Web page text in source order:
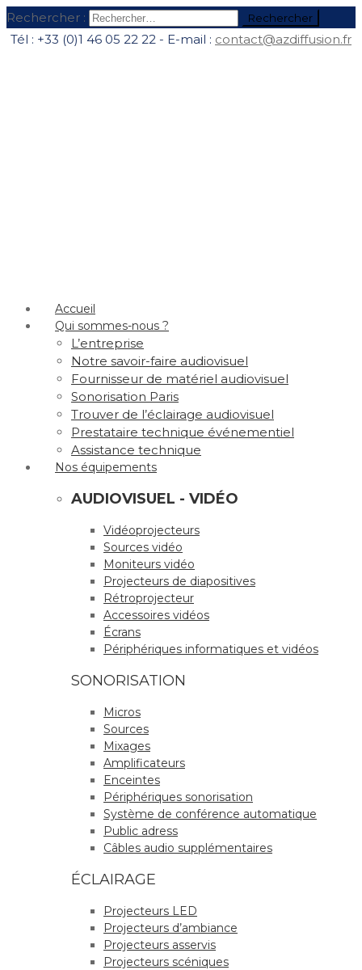
Rechercher :
Tél : +33 (0)1 46 05 22 22 - E-mail : contact@azdiffusion.fr
Accueil
Qui sommes-nous ?
L’entreprise
Notre savoir-faire audiovisuel
Fournisseur de matériel audiovisuel
Sonorisation Paris
Trouver de l’éclairage audiovisuel
Prestataire technique événementiel
Assistance technique
Nos équipements
AUDIOVISUEL - VIDÉO
Vidéoprojecteurs
Sources vidéo
Moniteurs vidéo
Projecteurs de diapositives
Rétroprojecteur
Accessoires vidéos
Écrans
Périphériques informatiques et vidéos
SONORISATION
Micros
Sources
Mixages
Amplificateurs
Enceintes
Périphériques sonorisation
Système de conférence automatique
Public adress
Câbles audio supplémentaires
ÉCLAIRAGE
Projecteurs LED
Projecteurs d’ambiance
Projecteurs asservis
Projecteurs scéniques